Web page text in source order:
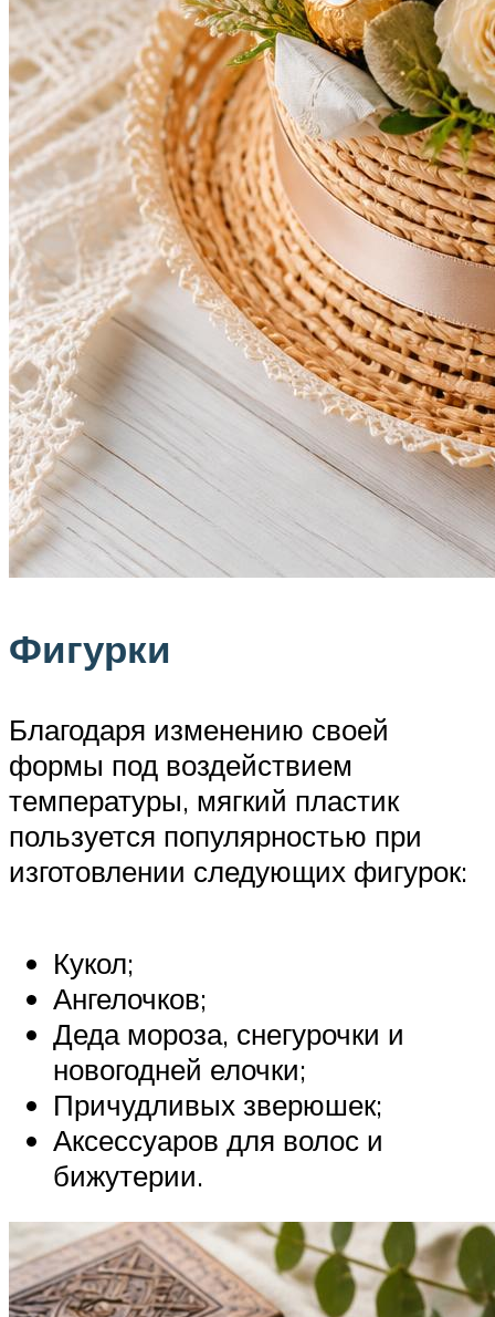
Фигурки
Благодаря изменению своей
формы под воздействием
температуры, мягкий пластик
пользуется популярностью при
изготовлении следующих фигурок:
Кукол;
Ангелочков;
Деда мороза, снегурочки и
новогодней елочки;
Причудливых зверюшек;
Аксессуаров для волос и
бижутерии.